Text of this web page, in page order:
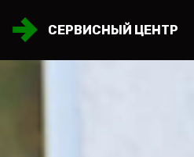
СЕРВИСНЫЙ ЦЕНТР